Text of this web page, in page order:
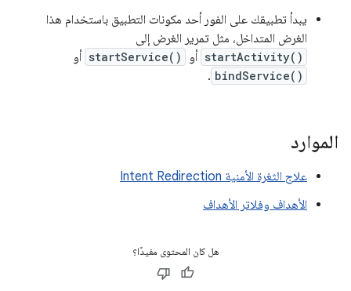
يبدأ تطبيقك على الفور أحد مكونات التطبيق باستخدام هذا
الغرض المتداخل، مثل تمرير الغرض إلى
startActivity() أو startService() أو
bindService()
.
الموارد
علاج الثغرة الأمنية Intent Redirection
الأهداف وفلاتر الأهداف
هل كان المحتوى مفيدًا؟